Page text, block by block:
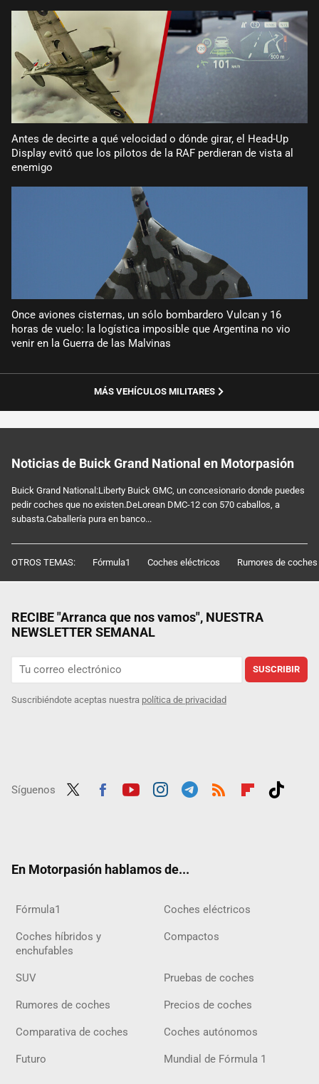
Antes de decirte a qué velocidad o dónde girar, el Head-Up
Display evitó que los pilotos de la RAF perdieran de vista al
enemigo
Once aviones cisternas, un sólo bombardero Vulcan y 16
horas de vuelo: la logística imposible que Argentina no vio
venir en la Guerra de las Malvinas
MÁS VEHÍCULOS MILITARES
Noticias de Buick Grand National en Motorpasión
Buick Grand National:Liberty Buick GMC, un concesionario donde puedes
pedir coches que no existen.DeLorean DMC-12 con 570 caballos, a
subasta.Caballería pura en banco...
OTROS TEMAS: Fórmula1 Coches eléctricos Rumores de coches
RECIBE "Arranca que nos vamos", NUESTRA
NEWSLETTER SEMANAL
SUSCRIBIR
Suscribiéndote aceptas nuestra política de privacidad
Síguenos
En Motorpasión hablamos de...
Fórmula1 Coches eléctricos
Coches híbridos y
enchufables
Compactos
SUV Pruebas de coches
Rumores de coches Precios de coches
Comparativa de coches Coches autónomos
Futuro Mundial de Fórmula 1